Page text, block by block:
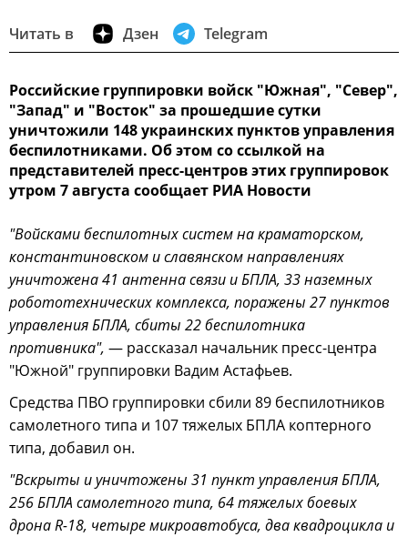
Читать в Дзен Telegram
Российские группировки войск "Южная", "Север",
"Запад" и "Восток" за прошедшие сутки
уничтожили 148 украинских пунктов управления
беспилотниками. Об этом со ссылкой на
представителей пресс-центров этих группировок
утром 7 августа сообщает РИА Новости
"Войсками беспилотных систем на краматорском,
константиновском и славянском направлениях
уничтожена 41 антенна связи и БПЛА, 33 наземных
робототехнических комплекса, поражены 27 пунктов
управления БПЛА, сбиты 22 беспилотника
противника", — рассказал начальник пресс-центра
"Южной" группировки Вадим Астафьев.
Средства ПВО группировки сбили 89 беспилотников
самолетного типа и 107 тяжелых БПЛА коптерного
типа, добавил он.
"Вскрыты и уничтожены 31 пункт управления БПЛА,
256 БПЛА самолетного типа, 64 тяжелых боевых
дрона R-18, четыре микроавтобуса, два квадроцикла и